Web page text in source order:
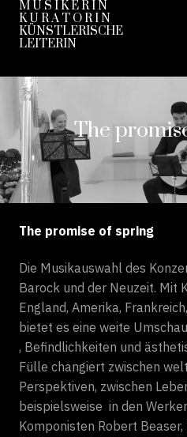
M U S I K E R I N
K U R A T O R I N
KÜNSTLERISCHE
LEITERIN
The
The promise of spring
Die Musikauswahl des
Barock und der Neuzeit. Mit
England, Amerika,
bietet es eine weite
, Befindlichkeiten und
Fülle changiert zwischen
Perspektiven, zwischen
beispielsweise in den
Komponisten Robert